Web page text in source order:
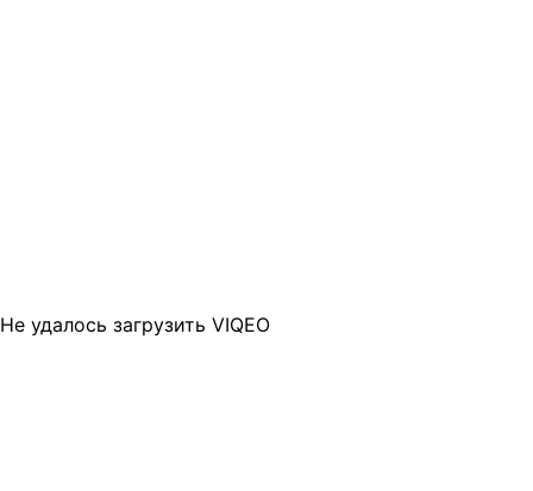
Не удалось загрузить VIQEO